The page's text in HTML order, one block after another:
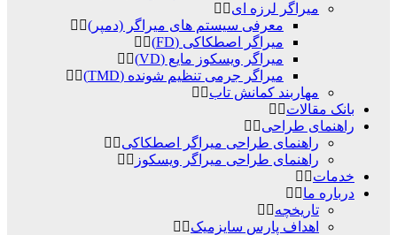
میراگر لرزه ای
معرفی سیستم های میراگر (دمپر)
میراگر اصطکاکی (FD)
میراگر ویسکوز مایع (VD)
میراگر جرمی تنظیم شونده (TMD)
مهاربند کمانش تاب
بانک مقالات
راهنمای طراحی
راهنمای طراحی میراگر اصطکاکی
راهنمای طراحی میراگر ویسکوز
خدمات
درباره ما
تاریخچه
اهداف پارس سایزمیک